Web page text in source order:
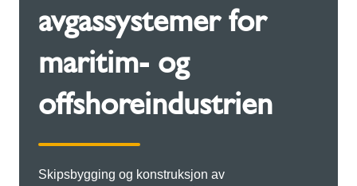
avgassystemer for
maritim- og
offshoreindustrien
Skipsbygging og konstruksjon av